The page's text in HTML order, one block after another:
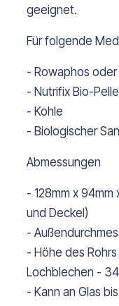
geeignet.
Für folgende
- Rowaphos
- Nutrifix Bio-
- Kohle
- Biologischer
Abmessungen
- 128mm x
und Deckel)
-
- Höhe des
Lochblechen -
- Kann an Glas